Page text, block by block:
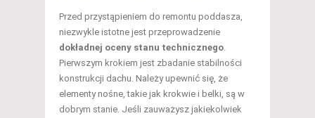
Przed przystąpieniem do remontu poddasza,
niezwykle istotne jest przeprowadzenie
dokładnej oceny stanu technicznego.
Pierwszym krokiem jest zbadanie stabilności
konstrukcji dachu. Należy upewnić się, że
elementy nośne, takie jak krokwie i belki, są w
dobrym stanie. Jeśli zauważysz jakiekolwiek